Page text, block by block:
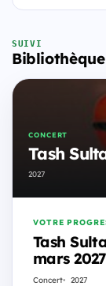
SUIVI
CONCERT
Tash
2027
VOTRE
Tash
mars 2027
Concert 2027